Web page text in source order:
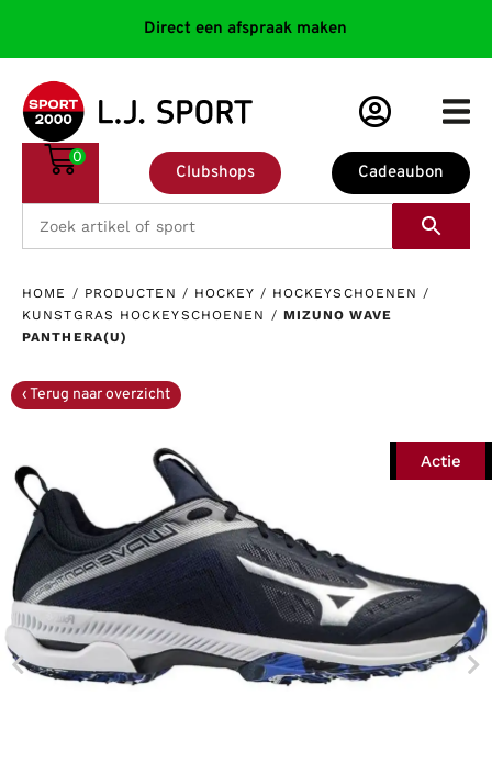
Direct een afspraak maken
Cadeaubon
Clubshops
0
HOME / PRODUCTEN / HOCKEY / HOCKEYSCHOENEN /
KUNSTGRAS HOCKEYSCHOENEN / MIZUNO WAVE
PANTHERA(U)
Actie